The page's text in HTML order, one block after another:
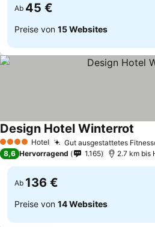
Ab 45 €
Preise von 15 Websites
4 Sterne Hotel Gut ausgestattetes
Design Hotel Winterrot
8,6 Hervorragend 1.165 2.7 km bis
Ab 136 €
Preise von 14 Websites